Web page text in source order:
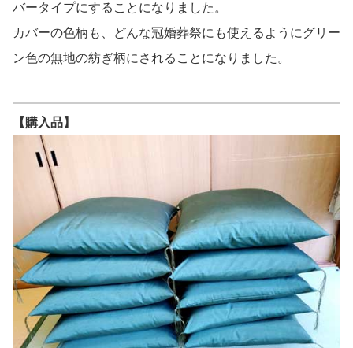
バータイプにすることになりました。
カバーの色柄も、どんな冠婚葬祭にも使えるようにグリー
ン色の無地の紡ぎ柄にされることになりました。
【購入品】